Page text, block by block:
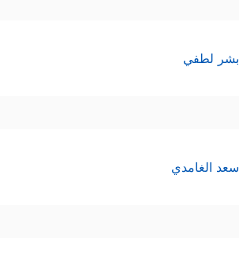
بشر لطفي
سعد الغامدي